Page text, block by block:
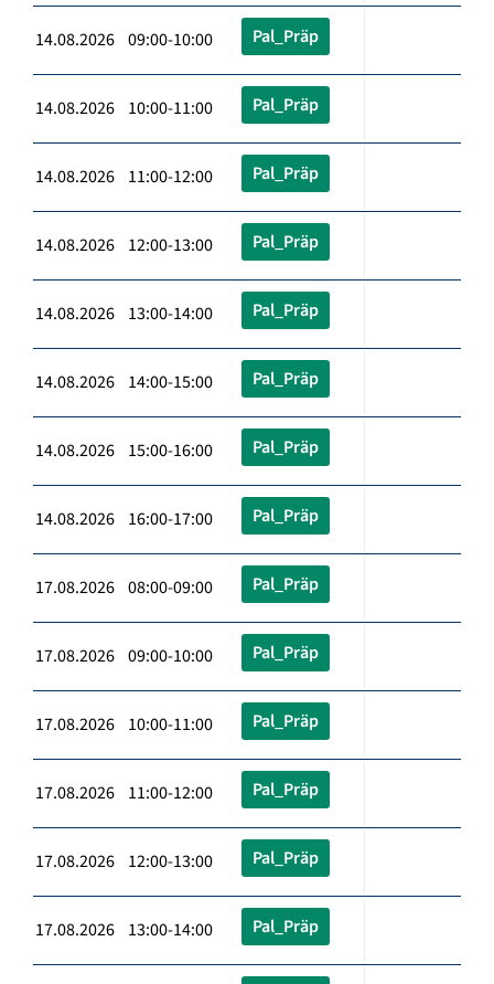
14.08.2026 09:00-10:00 Pal_Präp
14.08.2026 10:00-11:00 Pal_Präp
14.08.2026 11:00-12:00 Pal_Präp
14.08.2026 12:00-13:00 Pal_Präp
14.08.2026 13:00-14:00 Pal_Präp
14.08.2026 14:00-15:00 Pal_Präp
14.08.2026 15:00-16:00 Pal_Präp
14.08.2026 16:00-17:00 Pal_Präp
17.08.2026 08:00-09:00 Pal_Präp
17.08.2026 09:00-10:00 Pal_Präp
17.08.2026 10:00-11:00 Pal_Präp
17.08.2026 11:00-12:00 Pal_Präp
17.08.2026 12:00-13:00 Pal_Präp
17.08.2026 13:00-14:00 Pal_Präp